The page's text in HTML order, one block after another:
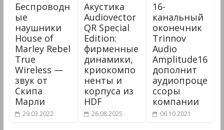
Беспроводн
ые
наушники
House of
Marley Rebel
True
Wireless —
звук от
Скипа
Марли
29.03.2022
Акустика
Audiovector
QR Special
Edition:
фирменные
динамики,
криокомпо
ненты и
корпуса из
HDF
26.08.2025
16-
канальный
оконечник
Trinnov
Audio
Amplitude16
дополнит
аудиопроце
ссоры
компании
06.10.2021